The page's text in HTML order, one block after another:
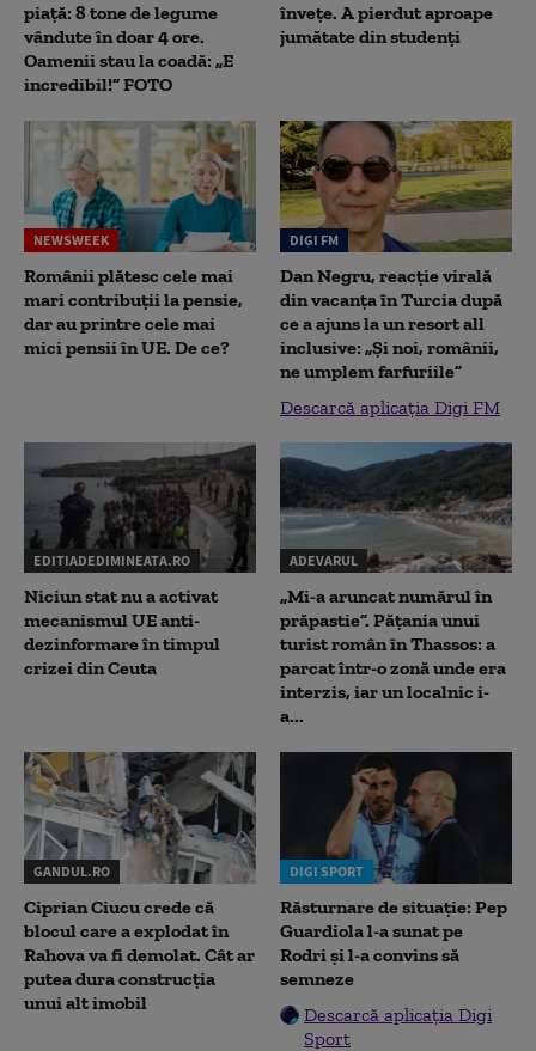
piață: 8 tone de legume
vândute în doar 4 ore.
Oamenii stau la coadă: „E
incredibil!” FOTO
înveţe. A pierdut aproape
jumătate din studenţi
NEWSWEEK
Românii plătesc cele mai
mari contribuții la pensie,
dar au printre cele mai
mici pensii în UE. De ce?
DIGI FM
Dan Negru, reacție virală
din vacanța în Turcia după
ce a ajuns la un resort all
inclusive: „Și noi, românii,
ne umplem farfuriile”
Descarcă aplicația Digi FM
EDITIADEDIMINEATA.RO
Niciun stat nu a activat
mecanismul UE anti-
dezinformare în timpul
crizei din Ceuta
ADEVARUL
„Mi-a aruncat numărul în
prăpastie”. Pățania unui
turist român în Thassos: a
parcat într-o zonă unde era
interzis, iar un localnic i-
a...
GANDUL.RO
Ciprian Ciucu crede că
blocul care a explodat în
Rahova va fi demolat. Cât ar
putea dura construcția
unui alt imobil
DIGI SPORT
Răsturnare de situație: Pep
Guardiola l-a sunat pe
Rodri și l-a convins să
semneze
Descarcă aplicația Digi
Sport